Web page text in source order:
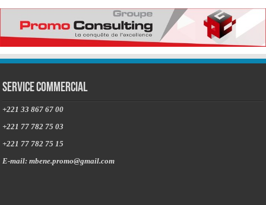
Service commercial
+221 33 867 67 00
+221 77 782 75 03
+221 77 782 75 15
E-mail: mbene.promo@gmail.com